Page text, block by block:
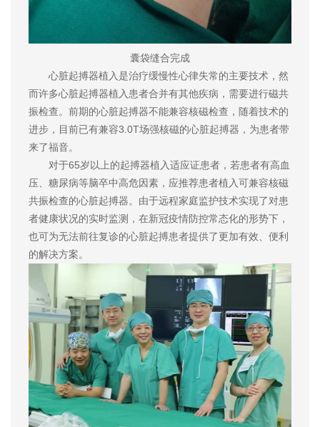
囊袋缝合完成
心脏起搏器植入是治疗缓慢性心律失常的主要技术，然
而许多心脏起搏器植入患者合并有其他疾病，需要进行磁共
振检查。前期的心脏起搏器不能兼容核磁检查，随着技术的
进步，目前已有兼容3.0T场强核磁的心脏起搏器，为患者带
来了福音。
对于65岁以上的起搏器植入适应证患者，若患者有高血
压、糖尿病等脑卒中高危因素，应推荐患者植入可兼容核磁
共振检查的心脏起搏器。由于远程家庭监护技术实现了对患
者健康状况的实时监测，在新冠疫情防控常态化的形势下，
也可为无法前往复诊的心脏起搏患者提供了更加有效、便利
的解决方案。